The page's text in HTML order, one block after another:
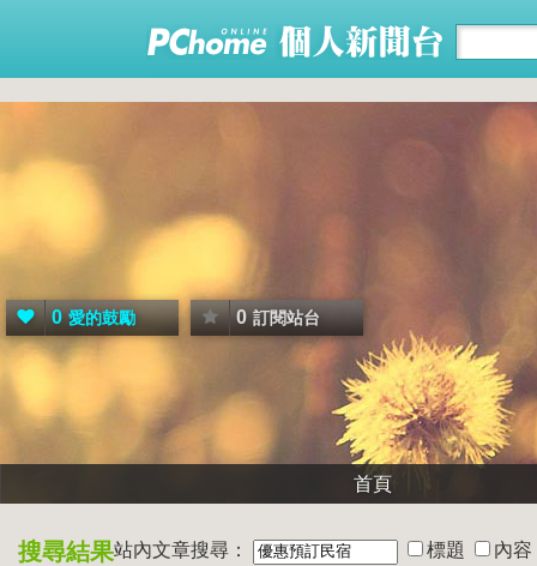
0 愛的鼓勵 0 訂閱站台
首頁
搜尋結果站內文章搜尋： 標題
內容